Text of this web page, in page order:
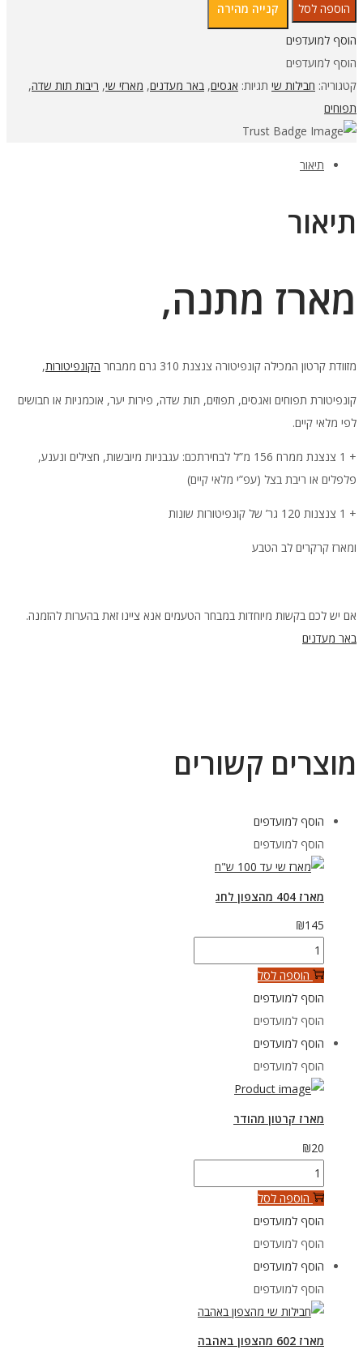
מארז
406
מהצפון
לחג
הוספה לסל קנייה מהירה
הוסף למועדפים
הוסף למועדפים
קטגוריה: חבילות שי תגיות: אגסים, באר מעדנים, מארזי שי, ריבות תות שדה,
תפוחים
תיאור
תיאור
מארז מתנה,
מזוודת קרטון המכילה קונפיטורה צנצנת 310 גרם ממבחר הקונפיטורות,
קונפיטורת תפוחים ואגסים, תפוזים, תות שדה, פירות יער, אוכמניות או חבושים
לפי מלאי קיים.
+ 1 צנצנת ממרח 156 מ”ל לבחירתכם: עגבניות מיובשות, חצילים ונענע,
פלפלים או ריבת בצל (עפ”י מלאי קיים)
+ 1 צנצנות 120 גר’ של קונפיטורות שונות
ומארז קרקרים לב הטבע
אם יש לכם בקשות מיוחדות במבחר הטעמים אנא ציינו זאת בהערות להזמנה.
באר מעדנים
מוצרים קשורים
הוסף למועדפים
הוסף למועדפים
מארז 404 מהצפון לחג
₪145
כמות
של
מארז
404
מהצפון
לחג
הוספה לסל
הוסף למועדפים
הוסף למועדפים
הוסף למועדפים
הוסף למועדפים
מארז קרטון מהודר
₪20
כמות
של
מארז
קרטון
מהודר
הוספה לסל
הוסף למועדפים
הוסף למועדפים
הוסף למועדפים
הוסף למועדפים
מארז 602 מהצפון באהבה